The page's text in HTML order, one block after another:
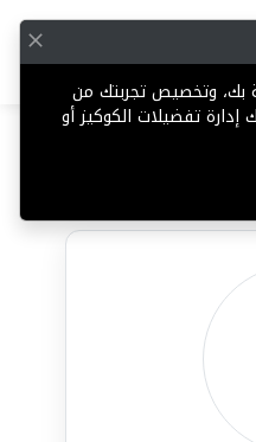
بك، وتخصيص تجربتك من
تفضيلات الكوكيز أو